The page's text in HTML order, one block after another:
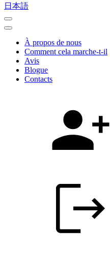
日本語
À propos de nous
Comment cela marche-t-il
Avis
Blogue
Contacts